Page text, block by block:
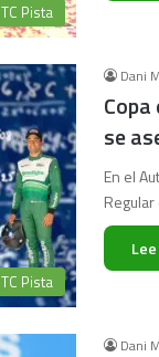
TC Pista
TC Pista
Dani
se
En el
Dani